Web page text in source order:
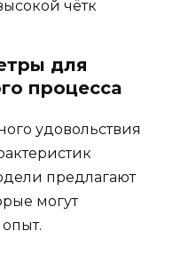
чётк
для
процесса
удовольствия
предлагают
могут